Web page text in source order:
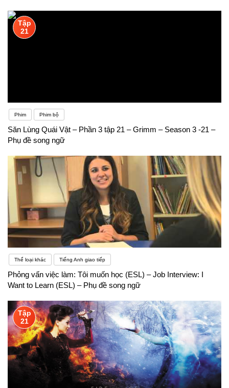
Tập
21
Phim Phim bộ
Săn Lùng Quái Vật – Phần 3 tập 21 – Grimm – Season 3 -21 –
Phụ đề song ngữ
Thể loại khác Tiếng Anh giao tiếp
Phỏng vấn việc làm: Tôi muốn học (ESL) – Job Interview: I
Want to Learn (ESL) – Phụ đề song ngữ
Tập
21